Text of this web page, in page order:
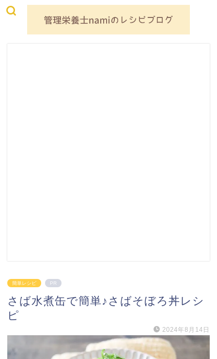
簡単レシピ PR
さば水煮缶で簡単♪さばそぼろ丼レシ
ピ
2024年8月14日